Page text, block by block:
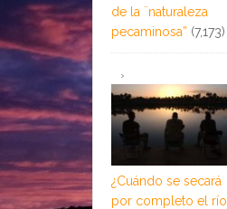
de la ¨naturaleza
pecaminosa” (7,173)
¿Cuándo se secará
por completo el río